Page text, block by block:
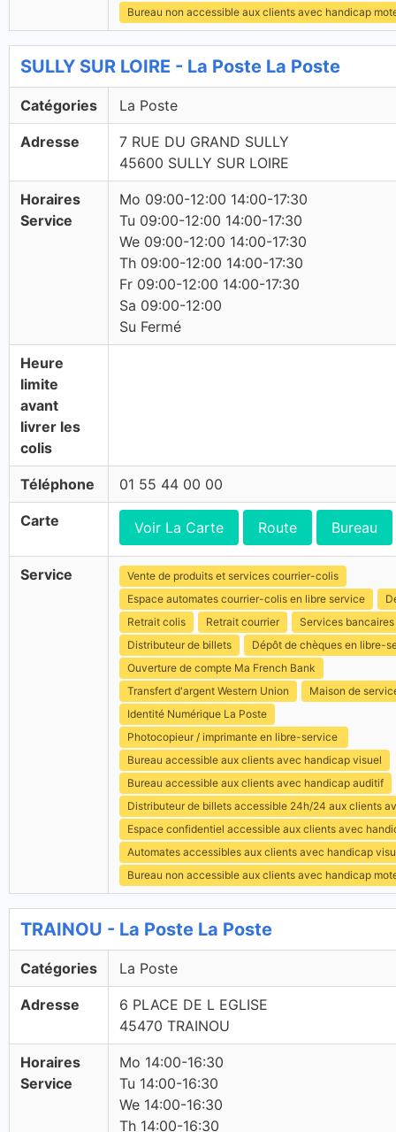
Bureau non accessible aux clients avec handicap
SULLY SUR LOIRE - La Poste La Poste
Catégories La Poste
Adresse
7 RUE DU GRAND SULLY
45600 SULLY SUR LOIRE
Horaires
Service
Mo 09:00-12:00 14:00-17:30
Tu 09:00-12:00 14:00-17:30
We 09:00-12:00 14:00-17:30
Th 09:00-12:00 14:00-17:30
Fr 09:00-12:00 14:00-17:30
Sa 09:00-12:00
Su Fermé
Heure
limite
avant
livrer les
colis
Téléphone 01 55 44 00 00
Carte Voir La Carte Route Bureau
Service
Vente de produits et services courrier-colis
Espace automates courrier-colis en libre service
Retrait colis
Retrait courrier
Services bancaires
Distributeur de billets
Dépôt de chèques en libre-
Ouverture de compte Ma French Bank
Transfert d'argent Western Union
Maison de
Identité Numérique La Poste
Photocopieur / imprimante en libre-service
Bureau accessible aux clients avec handicap visuel
Bureau accessible aux clients avec handicap auditif
Distributeur de billets accessible 24h/24 aux clients
Espace confidentiel accessible aux clients avec
Automates accessibles aux clients avec handicap
Bureau non accessible aux clients avec handicap
TRAINOU - La Poste La Poste
Catégories La Poste
Adresse
6 PLACE DE L EGLISE
45470 TRAINOU
Horaires
Service
Mo 14:00-16:30
Tu 14:00-16:30
We 14:00-16:30
Th 14:00-16:30